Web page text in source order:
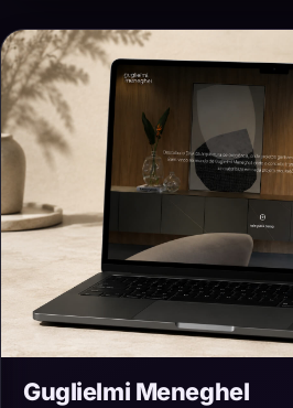
Guglielmi Meneghel